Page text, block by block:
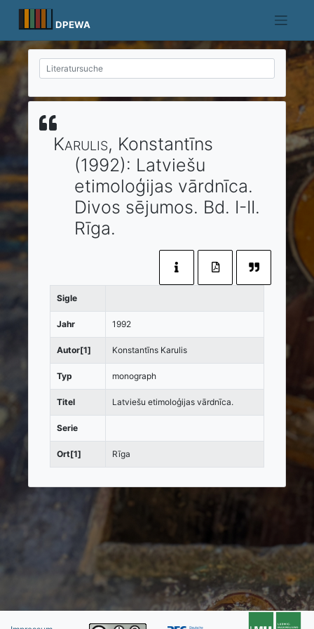
content
DPEWA
Karulis, Konstantīns
(1992): Latviešu
etimoloģijas vārdnīca.
Divos sējumos. Bd. I-II.
Rīga.
Sigle
Jahr 1992
Autor[1] Konstantīns Karulis
Typ monograph
Titel Latviešu etimoloģijas vārdnīca.
Serie
Ort[1] Rīga